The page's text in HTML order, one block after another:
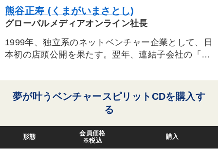
両利きの経営 モノづくり 繁盛 伝統・文化
コロナ禍対策 営業力強化 経営計画 モチベーション
※「更新」を押すと「タグ・キーワード」を更新いただけます。
熊谷正寿 (くまがいまさとし)
グローバルメディアオンライン社長
1999年、独立系のネットベンチャー企業として、日
本初の店頭公開を果たす。翌年、連結子会社の「ま
スダックジャパンに上場。
1963年長野県生まれ。91年、マルチメディア事業
を目的としてボイスメディアを設立し代表取締役に
就任。95年、商号をインターキューに変更するとと
もに、インターネットのインフラの提供に事業を集
中。日経ベンチャー「99年ベンチャーオブザイ
夢が叶うベンチャースピリットCDを購入す
る
形態
会員価格
※税込
購入